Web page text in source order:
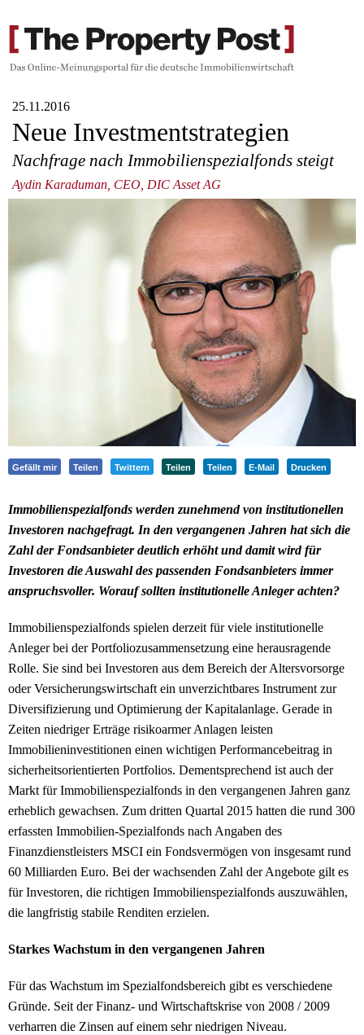
25.11.2016
Neue Investmentstrategien
Nachfrage nach Immobilienspezialfonds steigt
Aydin Karaduman, CEO, DIC Asset AG
Gefällt mir Teilen Twittern Teilen Teilen E-Mail Drucken
Immobilienspezialfonds werden zunehmend von institutionellen
Investoren nachgefragt. In den vergangenen Jahren hat sich die
Zahl der Fondsanbieter deutlich erhöht und damit wird für
Investoren die Auswahl des passenden Fondsanbieters immer
anspruchsvoller. Worauf sollten institutionelle Anleger achten?
Immobilienspezialfonds spielen derzeit für viele institutionelle
Anleger bei der Portfoliozusammensetzung eine herausragende
Rolle. Sie sind bei Investoren aus dem Bereich der Altersvorsorge
oder Versicherungswirtschaft ein unverzichtbares Instrument zur
Diversifizierung und Optimierung der Kapitalanlage. Gerade in
Zeiten niedriger Erträge risikoarmer Anlagen leisten
Immobilieninvestitionen einen wichtigen Performancebeitrag in
sicherheitsorientierten Portfolios. Dementsprechend ist auch der
Markt für Immobilienspezialfonds in den vergangenen Jahren ganz
erheblich gewachsen. Zum dritten Quartal 2015 hatten die rund 300
erfassten Immobilien-Spezialfonds nach Angaben des
Finanzdienstleisters MSCI ein Fondsvermögen von insgesamt rund
60 Milliarden Euro. Bei der wachsenden Zahl der Angebote gilt es
für Investoren, die richtigen Immobilienspezialfonds auszuwählen,
die langfristig stabile Renditen erzielen.
Starkes Wachstum in den vergangenen Jahren
Für das Wachstum im Spezialfondsbereich gibt es verschiedene
Gründe. Seit der Finanz- und Wirtschaftskrise von 2008 / 2009
verharren die Zinsen auf einem sehr niedrigen Niveau.